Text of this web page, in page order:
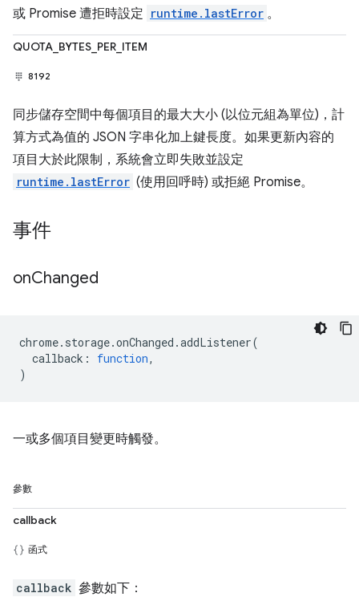
或 Promise 遭拒時設定 runtime.lastError 。
QUOTA_BYTES_PER_ITEM
8192
同步儲存空間中每個項目的最大大小 (以位元組為單位)，計
算方式為值的 JSON 字串化加上鍵長度。如果更新內容的
項目大於此限制，系統會立即失敗並設定
runtime.lastError (使用回呼時) 或拒絕 Promise。
事件
onChanged
chrome. storage.onChanged .addListener(
callback : function,
)
一或多個項目變更時觸發。
參數
callback
函式
callback 參數如下：